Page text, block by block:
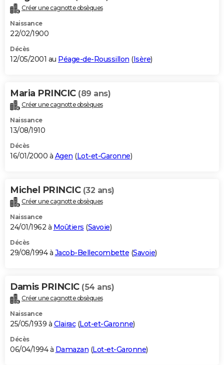
Créer une cagnotte obsèques
Naissance
22/02/1900
Décès
12/05/2001 au Péage-de-Roussillon (Isère)
Maria PRINCIC (89 ans)
Créer une cagnotte obsèques
Naissance
13/08/1910
Décès
16/01/2000 à Agen (Lot-et-Garonne)
Michel PRINCIC (32 ans)
Créer une cagnotte obsèques
Naissance
24/01/1962 à Moûtiers (Savoie)
Décès
29/08/1994 à Jacob-Bellecombette (Savoie)
Damis PRINCIC (54 ans)
Créer une cagnotte obsèques
Naissance
25/05/1939 à Clairac(Lot-et-Garonne)
Décès
06/04/1994 à Damazan (Lot-et-Garonne)